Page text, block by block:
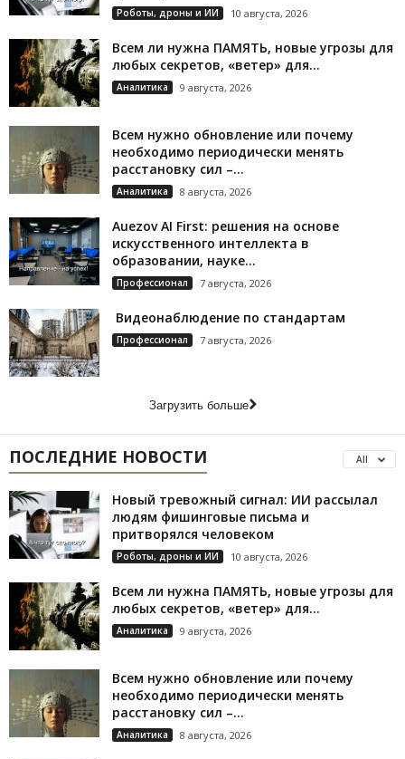
Роботы, дроны и ИИ 10 августа, 2026
Всем ли нужна ПАМЯТЬ, новые угрозы для
любых секретов, «ветер» для...
Аналитика 9 августа, 2026
Всем нужно обновление или почему
необходимо периодически менять
расстановку сил –...
Аналитика 8 августа, 2026
Auezov AI First: решения на основе
искусственного интеллекта в
образовании, науке...
Профессионал 7 августа, 2026
Видеонаблюдение по стандартам
Профессионал 7 августа, 2026
Загрузить больше
ПОСЛЕДНИЕ НОВОСТИ All
Новый тревожный сигнал: ИИ рассылал
людям фишинговые письма и
притворялся человеком
Роботы, дроны и ИИ 10 августа, 2026
Всем ли нужна ПАМЯТЬ, новые угрозы для
любых секретов, «ветер» для...
Аналитика 9 августа, 2026
Всем нужно обновление или почему
необходимо периодически менять
расстановку сил –...
Аналитика 8 августа, 2026